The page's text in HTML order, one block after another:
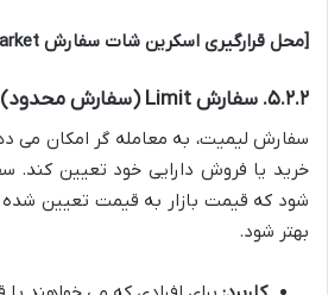
[محل قرارگیری اسکرین شات سفارش Market]
۵.۲.۲. سفارش Limit (سفارش محدود)
سفارش لیمیت، به معامله گر امکان می
خرید یا فروش دارایی خود تعیین کند.
شود که قیمت بازار به قیمت تعیین شده
بهتر شود.